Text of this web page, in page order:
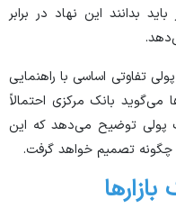
بدانند این نهاد در برابر
تفاوتی اساسی با راهنمایی
می‌گوید بانک مرکزی احتمالاً
پولی توضیح می‌دهد که این
چگونه تصمیم خواهد گرفت.